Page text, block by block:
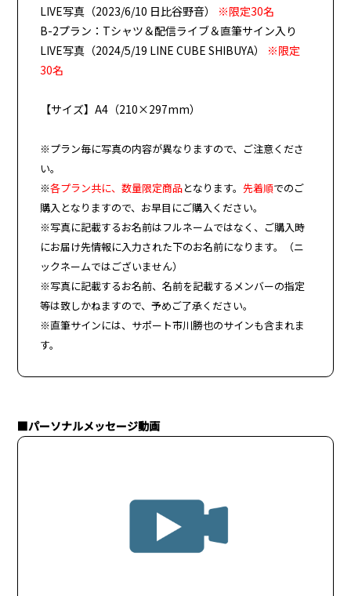
LIVE写真（2023/6/10 日比谷野音） ※限定30名
B-2プラン：Tシャツ＆配信ライブ＆直筆サイン入り
LIVE写真（2024/5/19 LINE CUBE SHIBUYA） ※限定
30名
【サイズ】A4（210×297mm）
※プラン毎に写真の内容が異なりますので、ご注意くださ
い。
※各プラン共に、数量限定商品となります。先着順でのご
購入となりますので、お早目にご購入ください。
※写真に記載するお名前はフルネームではなく、ご購入時
にお届け先情報に入力された下のお名前になります。（ニ
ックネームではございません）
※写真に記載するお名前、名前を記載するメンバーの指定
等は致しかねますので、予めご了承ください。
※直筆サインには、サポート市川勝也のサインも含まれま
す。
■パーソナルメッセージ動画